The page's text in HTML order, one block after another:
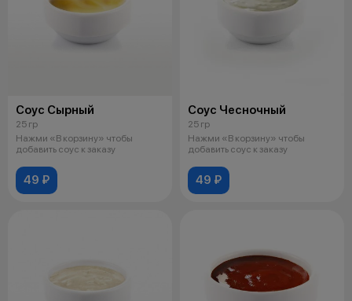
Соус Сырный
25 гр
Нажми «В корзину» чтобы
добавить соус к заказу
49 ₽
Соус Чесночный
25 гр
Нажми «В корзину» чтобы
добавить соус к заказу
49 ₽